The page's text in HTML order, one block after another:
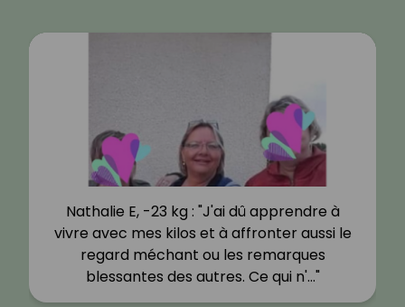
Nathalie E, -23 kg : "J'ai dû apprendre à
vivre avec mes kilos et à affronter aussi le
regard méchant ou les remarques
blessantes des autres. Ce qui n'…"